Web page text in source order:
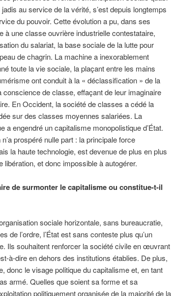
au service de la vérité, s’est depuis longtemps
du pouvoir. Cette évolution a pu, dans ses
à une classe ouvrière industrielle contestataire,
du salariat, la base sociale de la lutte pour
de chagrin. La machine a inexorablement
toute la vie sociale, la plaçant entre les mains
ont conduit à la « déclassification » de la
conscience de classe, effaçant de leur imaginaire
En Occident, la société de classes a cédé la
sur des classes moyennes salariées. La
a engendré un capitalisme monopolistique d’État.
prospéré nulle part : la principale force
la haute technologie, est devenue de plus en plus
et donc impossible à autogérer.
de surmonter le capitalisme ou constitue-t-il
sociale horizontale, sans bureaucratie,
de l’ordre, l’État est sans conteste plus qu’un
Ils souhaitent renforcer la société civile en œuvrant
à-dire en dehors des institutions établies. De plus,
donc le visage politique du capitalisme et, en tant
armé. Quelles que soient sa forme et sa
politiquement organisée de la majorité de la